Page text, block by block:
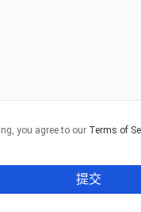
you agree to our Terms of